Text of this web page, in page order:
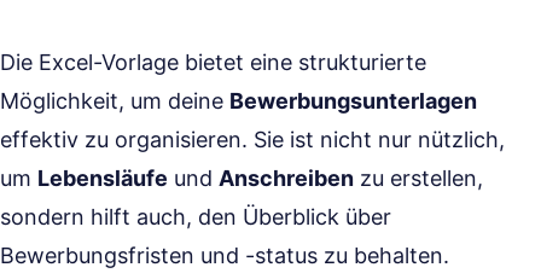
Die Excel-Vorlage bietet eine strukturierte
Möglichkeit, um deine Bewerbungsunterlagen
effektiv zu organisieren. Sie ist nicht nur nützlich,
um Lebensläufe und Anschreiben zu erstellen,
sondern hilft auch, den Überblick über
Bewerbungsfristen und -status zu behalten.